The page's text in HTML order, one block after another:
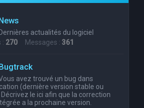
Dernières actualités du logiciel
: 270 Messages : 361
avez trouvé un bug dans
(dernière version stable ou
Décrivez le ici afin que la correction
a la prochaine version.